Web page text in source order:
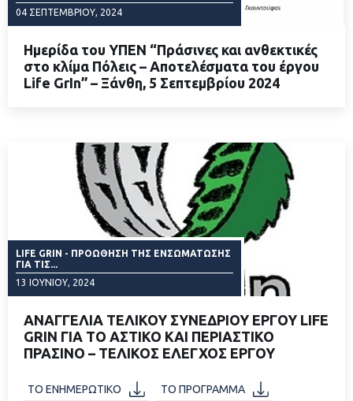
04 ΣΕΠΤΕΜΒΡΊΟΥ, 2024
Ημερίδα του ΥΠΕΝ “Πράσινες και ανθεκτικές
στο κλίμα Πόλεις – Αποτελέσματα του έργου
Life GrIn” – Ξάνθη, 5 Σεπτεμβρίου 2024
LIFE GRIN - ΠΡΟΏΘΗΣΗ ΤΗΣ ΕΝΣΩΜΆΤΩΣΗΣ
ΓΙΑ ΤΙΣ...
13 ΙΟΥΝΊΟΥ, 2024
ΑΝΑΓΓΕΛΙΑ ΤΕΛΙΚΟΥ ΣΥΝΕΔΡΙΟΥ ΕΡΓΟΥ LIFE
GRIN ΓΙΑ ΤΟ ΑΣΤΙΚΟ ΚΑΙ ΠΕΡΙΑΣΤΙΚΟ
ΠΡΑΣΙΝΟ – ΤΕΛΙΚΟΣ ΕΛΕΓΧΟΣ ΕΡΓΟΥ
ΤΟ ΕΝΗΜΕΡΩΤΙΚΟ ΤΟ ΠΡΟΓΡΑΜΜΑ